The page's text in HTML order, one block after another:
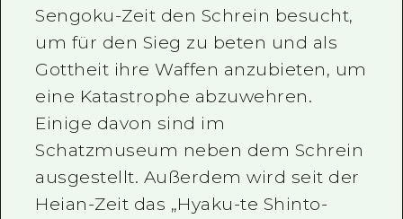
Sengoku-Zeit den Schrein besucht,
um für den Sieg zu beten und als
Gottheit ihre Waffen anzubieten, um
eine Katastrophe abzuwehren.
Einige davon sind im
Schatzmuseum neben dem Schrein
ausgestellt. Außerdem wird seit der
Heian-Zeit das „Hyaku-te Shinto-